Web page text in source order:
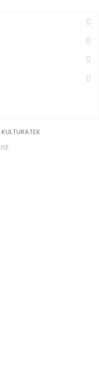
.KULTURATEK